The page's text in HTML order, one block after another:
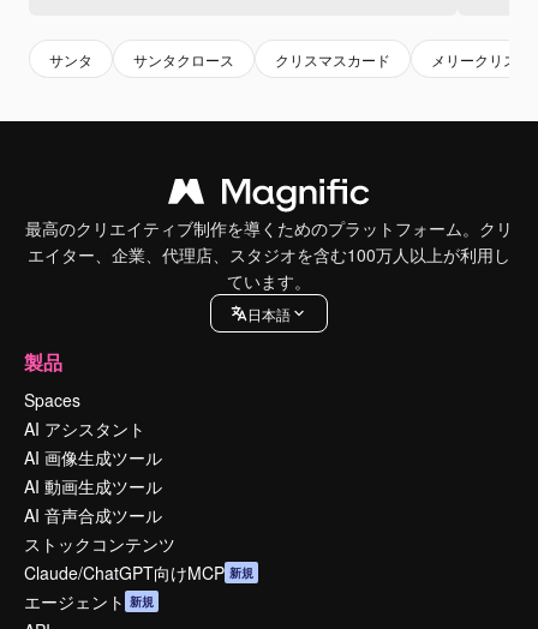
サンタ サンタクロース クリスマスカード メリークリスマ
最高のクリエイティブ制作を導くためのプラットフォーム。クリ
エイター、企業、代理店、スタジオを含む100万人以上が利用し
ています。
日本語
製品
Spaces
AI アシスタント
AI 画像生成ツール
AI 動画生成ツール
AI 音声合成ツール
ストックコンテンツ
Claude/ChatGPT向けMCP 新規
エージェント 新規